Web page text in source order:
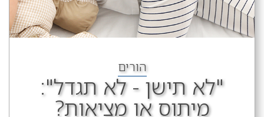
הורים
"לא תישן - לא תגדל":
מיתוס או מציאות?